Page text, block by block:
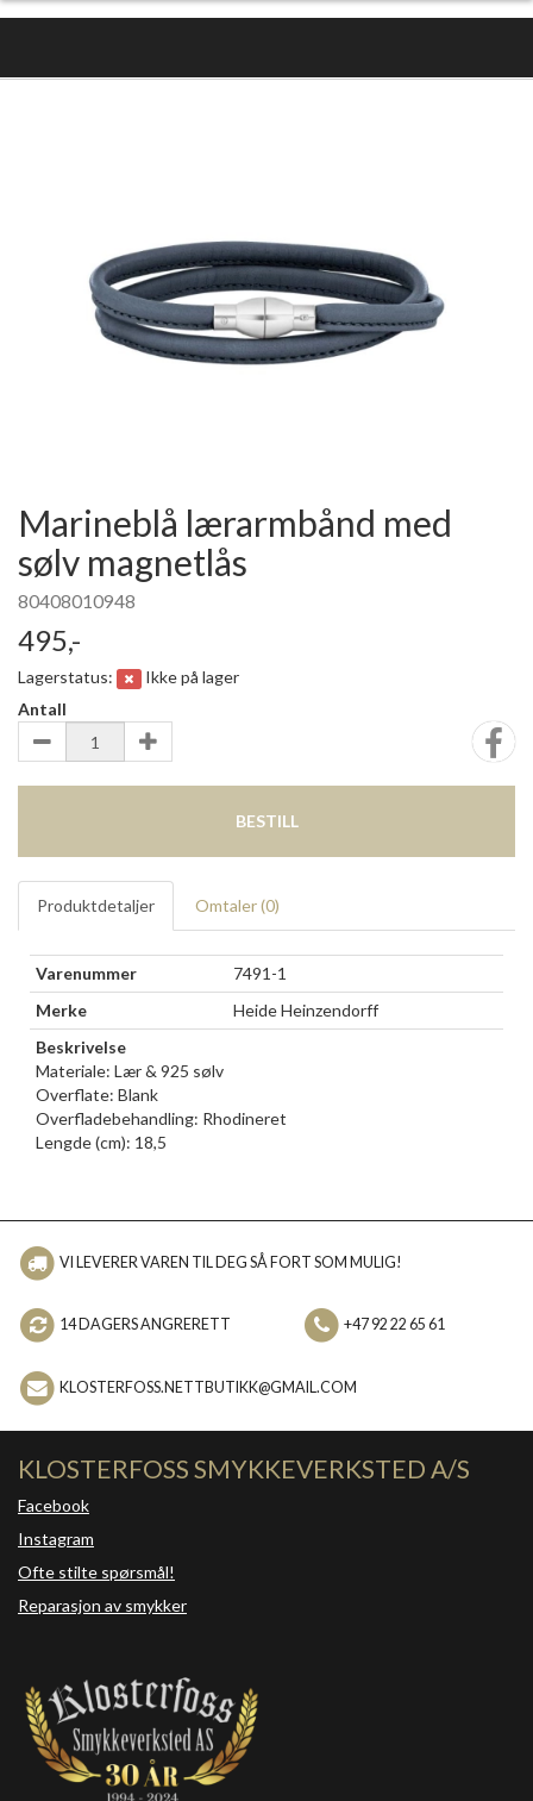
Marineblå lærarmbånd med
sølv magnetlås
80408010948
495,-
Lagerstatus:
Ikke på lager
Antall
BESTILL
Produktdetaljer Omtaler (0)
Varenummer
7491-1
Merke
Heide Heinzendorff
Beskrivelse
Materiale: Lær & 925 sølv
Overflate: Blank
Overfladebehandling: Rhodineret
Lengde (cm): 18,5
VI LEVERER VAREN TIL DEG SÅ FORT SOM MULIG!
14 DAGERS ANGRERETT +47 92 22 65 61
KLOSTERFOSS.NETTBUTIKK@GMAIL.COM
KLOSTERFOSS SMYKKEVERKSTED A/S
Facebook
Instagram
Ofte stilte spørsmål!
Reparasjon av smykker